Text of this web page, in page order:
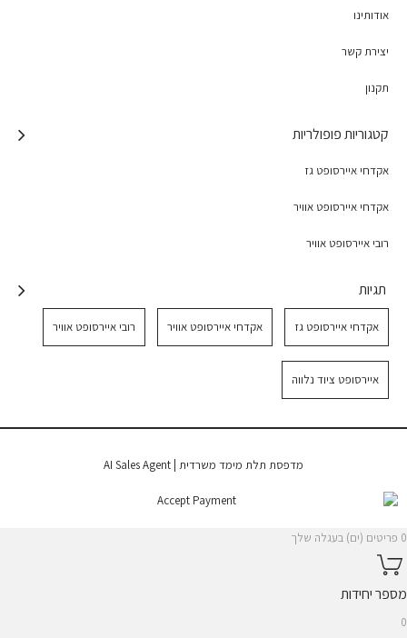
אודותינו
יצירת קשר
תקנון
קטגוריות פופולריות
אקדחי איירסופט גז
אקדחי איירסופט אוויר
רובי איירסופט אוויר
תגיות
אקדחי איירסופט גז אקדחי איירסופט אוויר רובי איירסופט אוויר
איירסופט ציוד נלווה
מדפסת תלת מימד משרדית |
AI Sales Agent
0 פריטים (ים) בעגלה שלך
מספר יחידות
0